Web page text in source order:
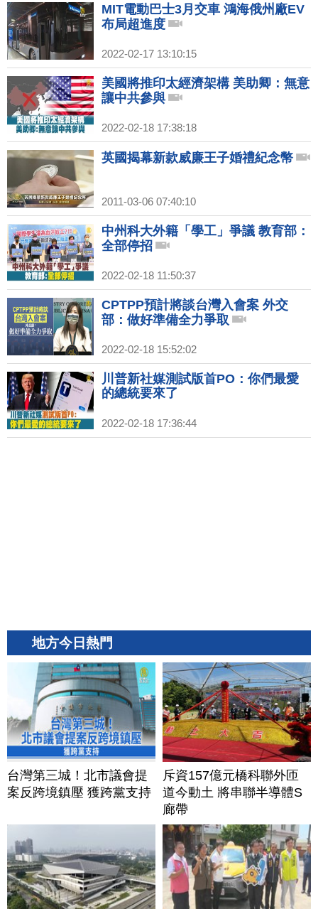
MIT電動巴士3月交車 鴻海俄州廠EV
布局超進度
2022-02-17 13:10:15
美國將推印太經濟架構 美助卿：無意
讓中共參與
2022-02-18 17:38:18
英國揭幕新款威廉王子婚禮紀念幣
2011-03-06 07:40:10
中州科大外籍「學工」爭議 教育部：
全部停招
2022-02-18 11:50:37
CPTPP預計將談台灣入會案 外交
部：做好準備全力爭取
2022-02-18 15:52:02
川普新社媒測試版首PO：你們最愛
的總統要來了
2022-02-18 17:36:44
地方今日熱門
台灣第三城！北市議會提
案反跨境鎮壓 獲跨黨支持
斥資157億元橋科聯外匝
道今動土 將串聯半導體S
廊帶